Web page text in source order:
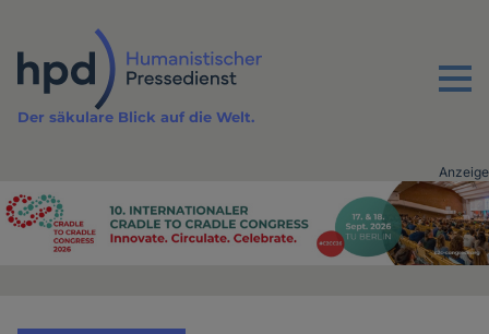
Inhalt
Menu
Der säkulare Blick auf die Welt.
Advertising
Anzeige